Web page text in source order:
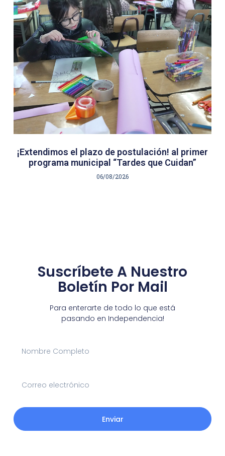
¡Extendimos el plazo de postulación! al primer
programa municipal “Tardes que Cuidan”
06/08/2026
Suscríbete A Nuestro
Boletín Por Mail
Para enterarte de todo lo que está
pasando en Independencia!
Enviar